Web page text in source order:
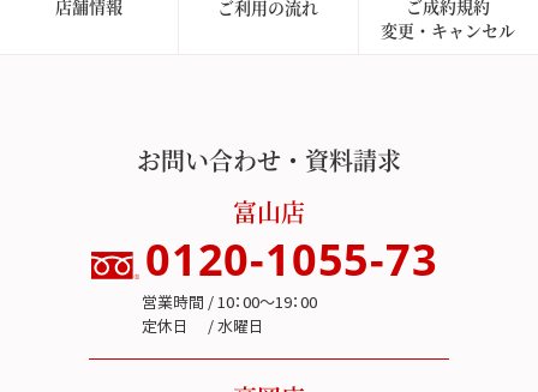
店舗情報 ご利用の流れ
ご成約規約
変更・キャンセル
お問い合わせ・資料請求
富山店
0120-1055-73
営業時間 / 10：00～19：00
定休日 / 水曜日